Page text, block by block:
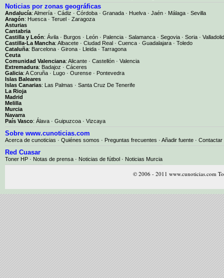
Noticias por zonas geográficas
Andalucía: Almería · Cádiz · Córdoba · Granada · Huelva · Jaén · Málaga · Sevilla
Aragón: Huesca · Teruel · Zaragoza
Asturias
Cantabria
Castilla y León: Ávila · Burgos · León · Palencia · Salamanca · Segovia · Soria · Valladolid
Castilla-La Mancha: Albacete · Ciudad Real · Cuenca · Guadalajara · Toledo
Cataluña: Barcelona · Girona · Lleida · Tarragona
Ceuta
Comunidad Valenciana: Alicante · Castellón · Valencia
Extremadura: Badajoz · Cáceres
Galicia: A Coruña · Lugo · Ourense · Pontevedra
Islas Baleares
Islas Canarias: Las Palmas · Santa Cruz De Tenerife
La Rioja
Madrid
Melilla
Murcia
Navarra
País Vasco: Álava · Guipuzcoa · Vizcaya
Sobre www.cunoticias.com
Acerca de cunoticias · Quiénes somos · Preguntas frecuentes · Añadir fuente · Contactar
Red Cuasar
Toner HP · Notas de prensa · Noticias de fútbol · Noticias Murcia
© 2006 - 2011 www.cunoticias.com